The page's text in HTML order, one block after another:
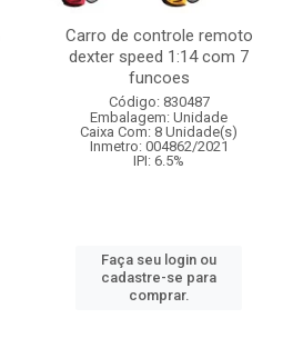
Carro de controle remoto
dexter speed 1:14 com 7
funcoes
Código: 830487
Embalagem: Unidade
Caixa Com: 8 Unidade(s)
Inmetro: 004862/2021
IPI: 6.5%
Faça seu login ou
cadastre-se para
comprar.